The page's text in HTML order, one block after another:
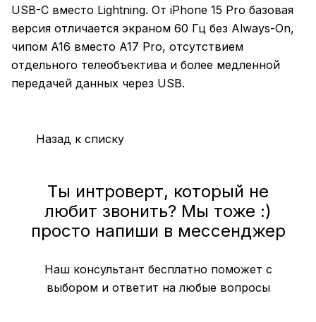
USB-C вместо Lightning. От iPhone 15 Pro базовая
версия отличается экраном 60 Гц без Always-On,
чипом A16 вместо A17 Pro, отсутствием
отдельного телеобъектива и более медленной
передачей данных через USB.
Назад к списку
Ты интроверт, который не
любит звонить? Мы тоже :)
просто напиши в мессенджер
Наш консультант бесплатно поможет с
выбором и ответит на любые вопросы